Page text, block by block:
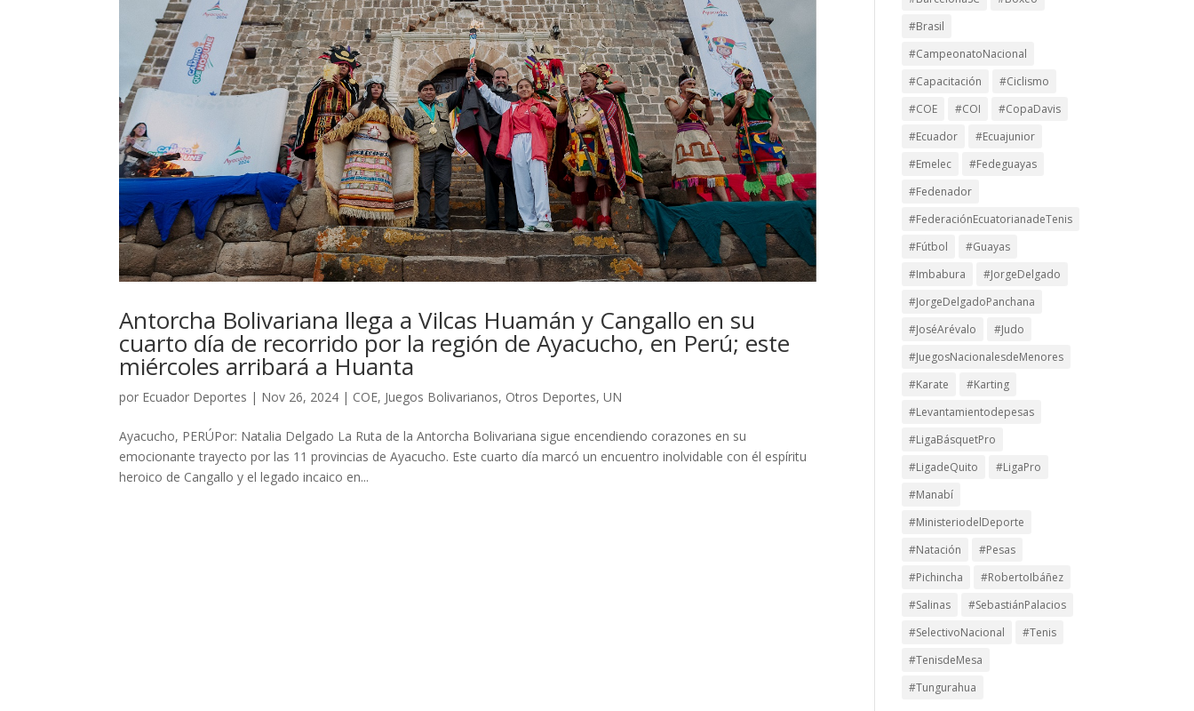
Antorcha Bolivariana llega a Vilcas Huamán y Cangallo en su
cuarto día de recorrido por la región de Ayacucho, en Perú; este
miércoles arribará a Huanta
por Ecuador Deportes | Nov 26, 2024 | COE, Juegos Bolivarianos, Otros Deportes,UN
Ayacucho, PERÚPor: Natalia Delgado La Ruta de la Antorcha Bolivariana sigue encendiendo corazones en su
emocionante trayecto por las 11 provincias de Ayacucho. Este cuarto día marcó un encuentro inolvidable con él espíritu
heroico de Cangallo y el legado incaico en...
#Brasil
#CampeonatoNacional
#Capacitación
#Ciclismo
#COE
#COI
#CopaDavis
#Ecuador
#Ecuajunior
#Emelec
#Fedeguayas
#Fedenador
#FederaciónEcuatorianadeTenis
#Fútbol
#Guayas
#Imbabura
#JorgeDelgado
#JorgeDelgadoPanchana
#JoséArévalo
#Judo
#JuegosNacionalesdeMenores
#Karate
#Karting
#Levantamientodepesas
#LigaBásquetPro
#LigadeQuito
#LigaPro
#Manabí
#MinisteriodelDeporte
#Natación
#Pesas
#Pichincha
#RobertoIbáñez
#Salinas
#SebastiánPalacios
#SelectivoNacional
#Tenis
#TenisdeMesa
#Tungurahua